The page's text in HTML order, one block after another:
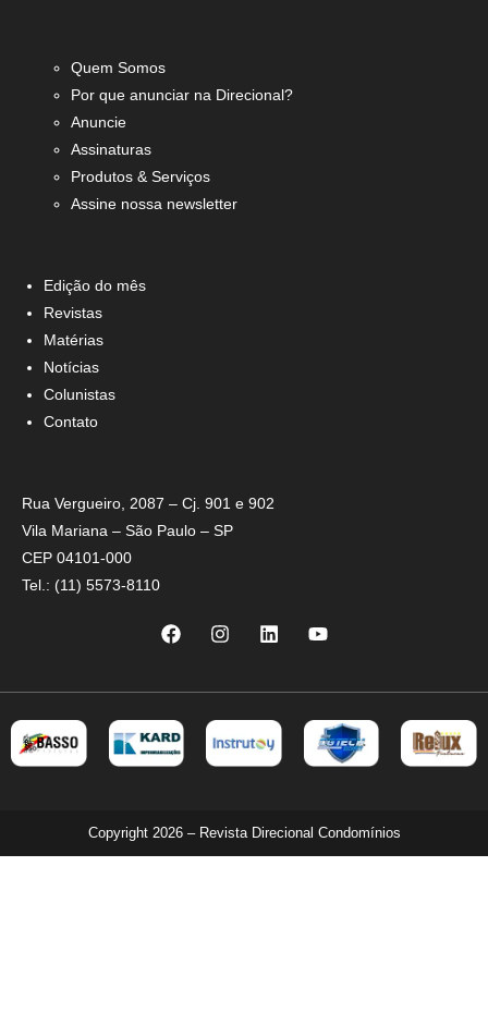
Quem Somos
Por que anunciar na Direcional?
Anuncie
Assinaturas
Produtos & Serviços
Assine nossa newsletter
Edição do mês
Revistas
Matérias
Notícias
Colunistas
Contato
Rua Vergueiro, 2087 – Cj. 901 e 902
Vila Mariana – São Paulo – SP
CEP 04101-000
Tel.: (11) 5573-8110
Copyright 2026 – Revista Direcional Condomínios